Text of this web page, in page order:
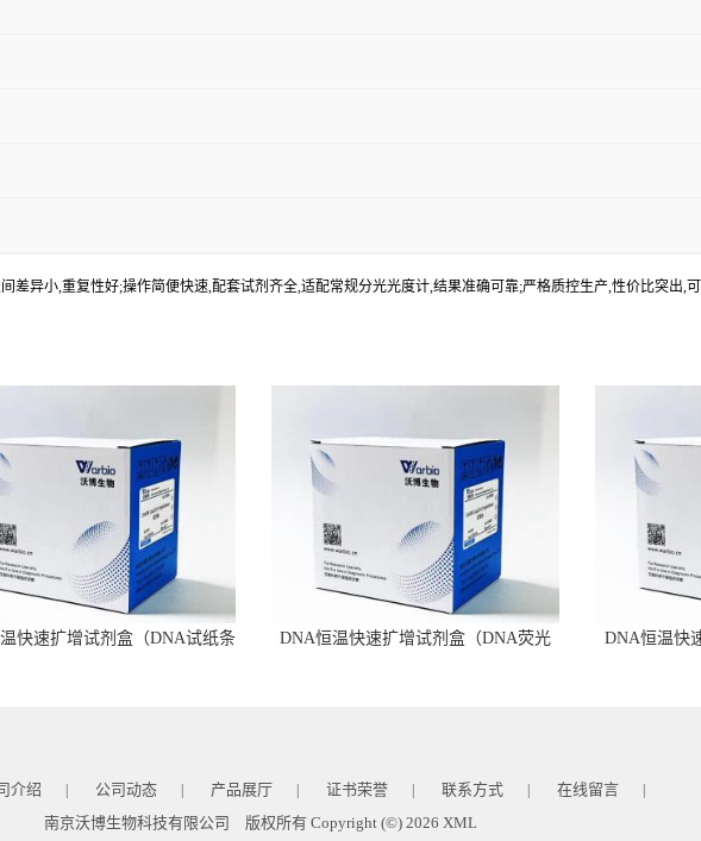
差异小,重复性好;操作简便快速,配套试剂齐全,适配常规分光光度计,结果准确可靠;严格质控生产,性价比突出,
快速扩增试剂盒（DNA试纸条
DNA恒温快速扩增试剂盒（DNA荧光
DNA恒温快
介绍 公司动态 产品展厅 证书荣誉 联系方式 在线留言
南京沃博生物科技有限公司 版权所有 Copyright (©) 2026 XML